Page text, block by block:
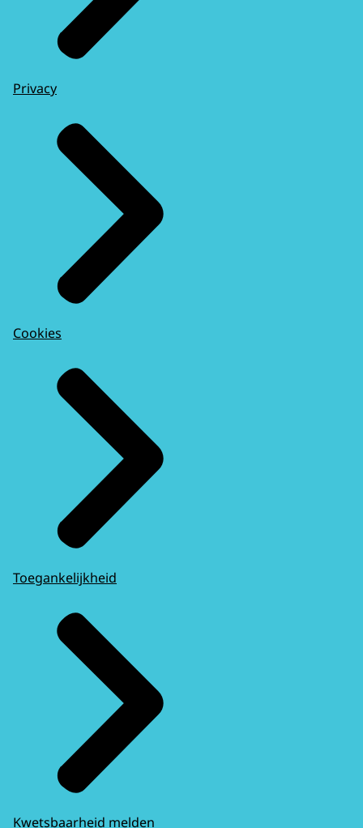
Privacy
Cookies
Toegankelijkheid
Kwetsbaarheid melden